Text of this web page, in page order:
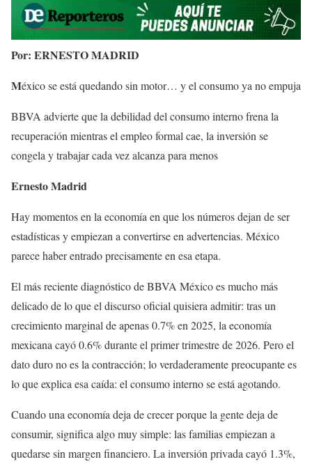
Por: ERNESTO MADRID
México se está quedando sin motor… y el consumo ya no empuja
BBVA advierte que la debilidad del consumo interno frena la
recuperación mientras el empleo formal cae, la inversión se
congela y trabajar cada vez alcanza para menos
Ernesto Madrid
Hay momentos en la economía en que los números dejan de ser
estadísticas y empiezan a convertirse en advertencias. México
parece haber entrado precisamente en esa etapa.
El más reciente diagnóstico de BBVA México es mucho más
delicado de lo que el discurso oficial quisiera admitir: tras un
crecimiento marginal de apenas 0.7% en 2025, la economía
mexicana cayó 0.6% durante el primer trimestre de 2026. Pero el
dato duro no es la contracción; lo verdaderamente preocupante es
lo que explica esa caída: el consumo interno se está agotando.
Cuando una economía deja de crecer porque la gente deja de
consumir, significa algo muy simple: las familias empiezan a
quedarse sin margen financiero. La inversión privada cayó 1.3%,